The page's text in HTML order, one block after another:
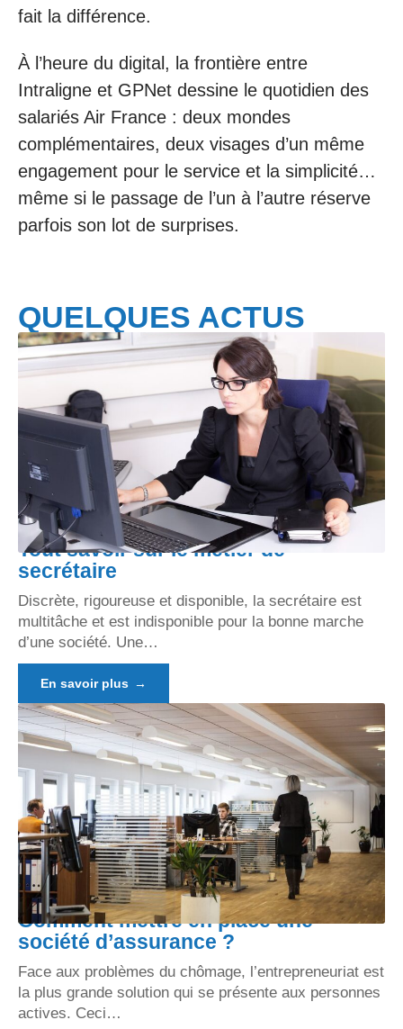
fait la différence.
À l’heure du digital, la frontière entre
Intraligne et GPNet dessine le quotidien des
salariés Air France : deux mondes
complémentaires, deux visages d’un même
engagement pour le service et la simplicité…
même si le passage de l’un à l’autre réserve
parfois son lot de surprises.
QUELQUES ACTUS
Tout savoir sur le métier de
secrétaire
Discrète, rigoureuse et disponible, la secrétaire est
multitâche et est indisponible pour la bonne marche
d’une société. Une…
En savoir plus
Comment mettre en place une
société d’assurance ?
Face aux problèmes du chômage, l’entrepreneuriat est
la plus grande solution qui se présente aux personnes
actives. Ceci…